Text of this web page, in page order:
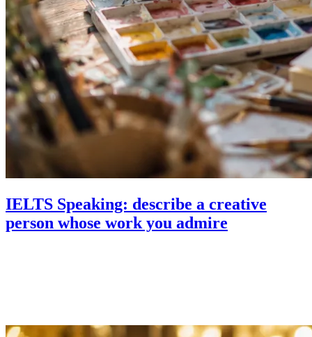
IELTS Speaking: describe a creative
person whose work you admire